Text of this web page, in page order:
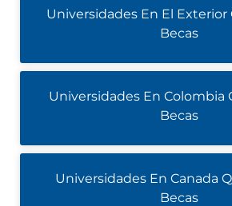
Universidades En El Exterior
Becas
Universidades En Colombia
Becas
Universidades En Canada
Becas